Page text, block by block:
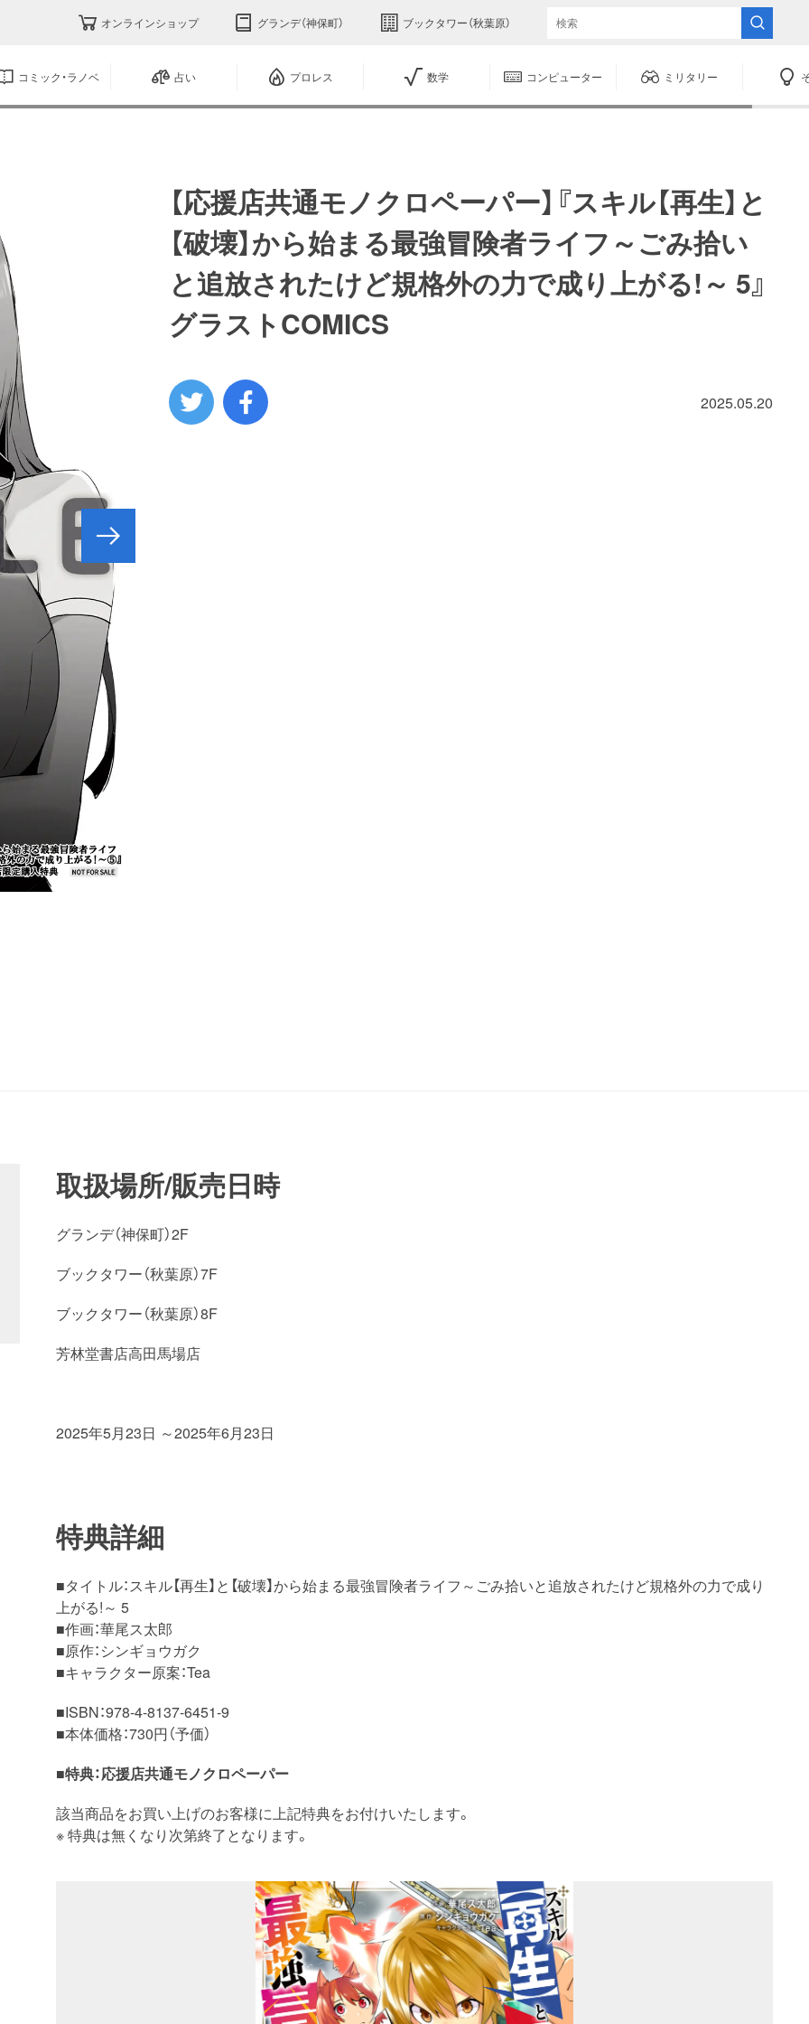
オンラインショップ グランデ（神保町） ブックタワー（秋葉原）
コミック・ラノベ 占い プロレス 数学 コンピューター ミリタリー
【応援店共通モノクロペーパー】『スキル【再生】と
【破壊】から始まる最強冒険者ライフ～ごみ拾い
と追放されたけど規格外の力で成り上がる!～ 5』
グラストCOMICS
2025.05.20
取扱場所/販売日時
グランデ（神保町）2F
ブックタワー（秋葉原）7F
ブックタワー（秋葉原）8F
芳林堂書店高田馬場店
2025年5月23日 ～2025年6月23日
特典詳細
■タイトル：スキル【再生】と【破壊】から始まる最強冒険者ライフ～ごみ拾いと追放されたけど規格外の力で成り
上がる!～ 5
■作画：華尾ス太郎
■原作：シンギョウガク
■キャラクター原案：Tea
■ISBN：978-4-8137-6451-9
■本体価格：730円（予価）
■特典：応援店共通モノクロペーパー
該当商品をお買い上げのお客様に上記特典をお付けいたします。
※ 特典は無くなり次第終了となります。